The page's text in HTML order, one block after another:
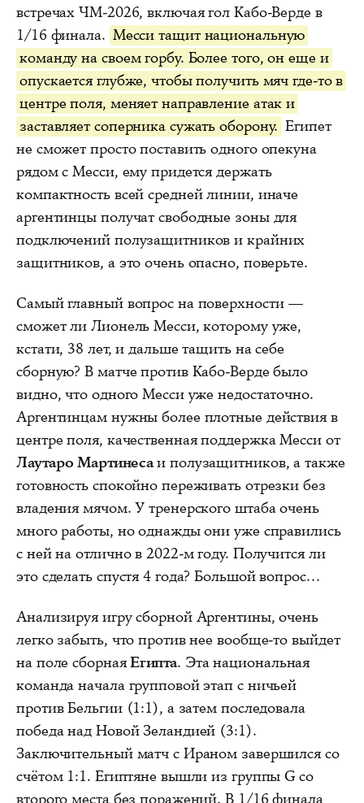
встречах ЧМ-2026, включая гол Кабо-Верде в
1/16 финала. Месси тащит национальную
команду на своем горбу. Более того, он еще и
опускается глубже, чтобы получить мяч где-то в
центре поля, меняет направление атак и
заставляет соперника сужать оборону. Египет
не сможет просто поставить одного опекуна
рядом с Месси, ему придется держать
компактность всей средней линии, иначе
аргентинцы получат свободные зоны для
подключений полузащитников и крайних
защитников, а это очень опасно, поверьте.
Самый главный вопрос на поверхности —
сможет ли Лионель Месси, которому уже,
кстати, 38 лет, и дальше тащить на себе
сборную? В матче против Кабо-Верде было
видно, что одного Месси уже недостаточно.
Аргентинцам нужны более плотные действия в
центре поля, качественная поддержка Месси от
Лаутаро Мартинесаи полузащитников, а также
готовность спокойно переживать отрезки без
владения мячом. У тренерского штаба очень
много работы, но однажды они уже справились
с ней на отлично в 2022-м году. Получится ли
это сделать спустя 4 года? Большой вопрос...
Анализируя игру сборной Аргентины, очень
легко забыть, что против нее вообще-то выйдет
на поле сборнаяЕгипта. Эта национальная
команда начала групповой этап с ничьей
против Бельгии (1:1), а затем последовала
победа над Новой Зеландией (3:1).
Заключительный матч с Ираном завершился со
счётом 1:1. Египтяне вышли из группы G со
второго места без поражений. В 1/16 финала